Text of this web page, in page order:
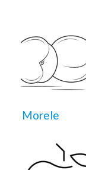
Morele